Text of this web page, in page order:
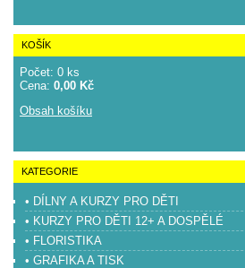
KOŠÍK
Počet: 0 ks
Cena: 0,00 Kč
Obsah košíku
KATEGORIE
• DÍLNY A KURZY PRO DĚTI
• KURZY PRO DĚTI 12+ A DOSPĚLÉ
• FLORISTIKA
• GRAFIKA A TISK